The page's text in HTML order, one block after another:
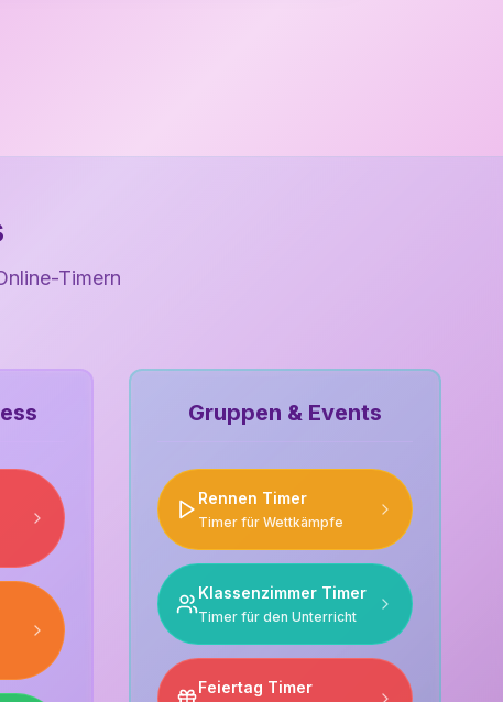
Timern
Gruppen & Events
Rennen Timer
Timer für Wettkämpfe
Klassenzimmer Timer
Timer für den Unterricht
Feiertag Timer